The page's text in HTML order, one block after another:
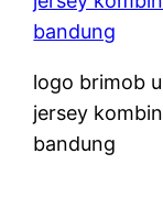
logo brimob
jersey
bandung